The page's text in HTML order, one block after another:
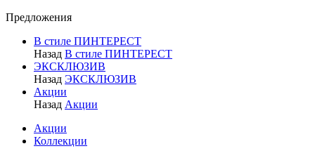
Предложения
В стиле ПИНТЕРЕСТ
Назад В стиле ПИНТЕРЕСТ
ЭКСКЛЮЗИВ
Назад ЭКСКЛЮЗИВ
Акции
Назад Акции
Акции
Коллекции